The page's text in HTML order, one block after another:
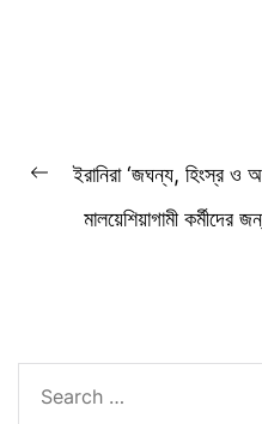
Post
navigation
Previous
ইরানিরা ‘জঘন্য, হিংস্র ও
মালয়েশিয়াগামী
for: